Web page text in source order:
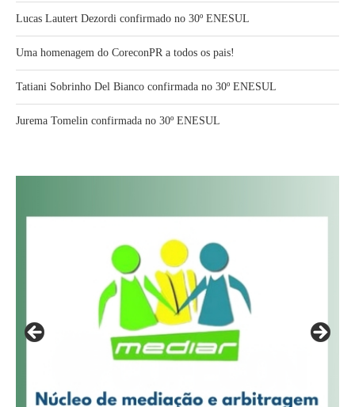
Lucas Lautert Dezordi confirmado no 30º ENESUL
Uma homenagem do CoreconPR a todos os pais!
Tatiani Sobrinho Del Bianco confirmada no 30º ENESUL
Jurema Tomelin confirmada no 30º ENESUL